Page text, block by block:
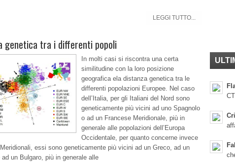
LEGGI TUTTO...
genetica tra i differenti popoli
In molti casi si riscontra una certa
similitudine con la loro posizione
geografica ela distanza genetica tra le
differenti popolazioni Europee. Nel caso
dell’Italia, per gli Italiani del Nord sono
geneticamente più vicini ad uno Spagnolo
o ad un Francese Meridionale, più in
generale alle popolazioni dell’Europa
Occidentale, per quanto concerne invece
essi sono geneticamente più vicini ad un Greco, ad un
ad un Bulgaro, più in generale alle